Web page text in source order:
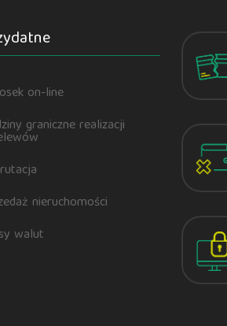
on-line
graniczne realizacji
nieruchomości
walut